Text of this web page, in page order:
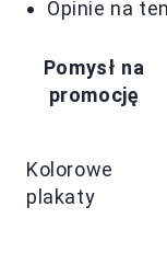
Opinie na
Pomysł na
promocję
Kolorowe
plakaty